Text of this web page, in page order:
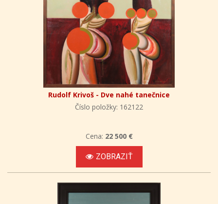
Rudolf Krivoš - Dve nahé tanečnice
Číslo položky: 162122
Cena: 22 500 €
ZOBRAZIŤ